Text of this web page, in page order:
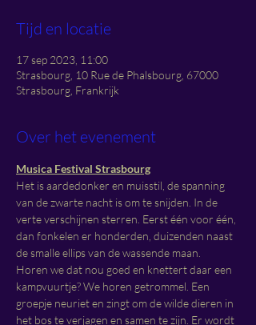
Tijd en locatie
17 sep 2023, 11:00
Strasbourg, 10 Rue de Phalsbourg, 67000
Strasbourg, Frankrijk
Over het evenement
Musica Festival Strasbourg
Het is aardedonker en muisstil, de spanning
van de zwarte nacht is om te snijden. In de
verte verschijnen sterren. Eerst één voor één,
dan fonkelen er honderden, duizenden naast
de smalle ellips van de wassende maan.
Horen we dat nou goed en knettert daar een
kampvuurtje? We horen getrommel. Een
groepje neuriet en zingt om de wilde dieren in
het bos te verjagen en samen te zijn. Er wordt